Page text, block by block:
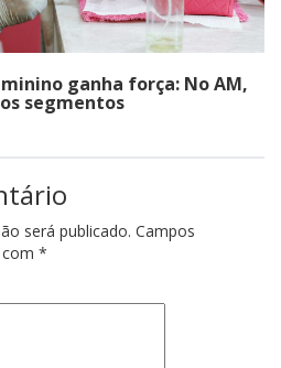
ganha força: No AM,
segmentos
será publicado. Campos
*